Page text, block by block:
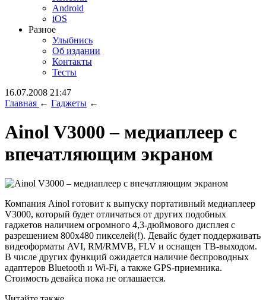
Android
iOS
Разное
Улыбнись
Об издании
Контакты
Тесты
16.07.2008 21:47
Главная ← Гаджеты ←
Ainol V3000 – медиаплеер с
впечатляющим экраном
Компания Ainol готовит к выпуску портативный медиаплеер
V3000, который будет отличаться от других подобных
гаджетов наличием огромного 4,3-дюймового дисплея с
разрешением 800х480 пикселей(!). Девайс будет поддерживать
видеоформаты AVI, RM/RMVB, FLV и оснащен ТВ-выходом.
В числе других функций ожидается наличие беспроводных
адаптеров Bluetooth и Wi-Fi, а также GPS-приемника.
Стоимость девайса пока не оглашается.